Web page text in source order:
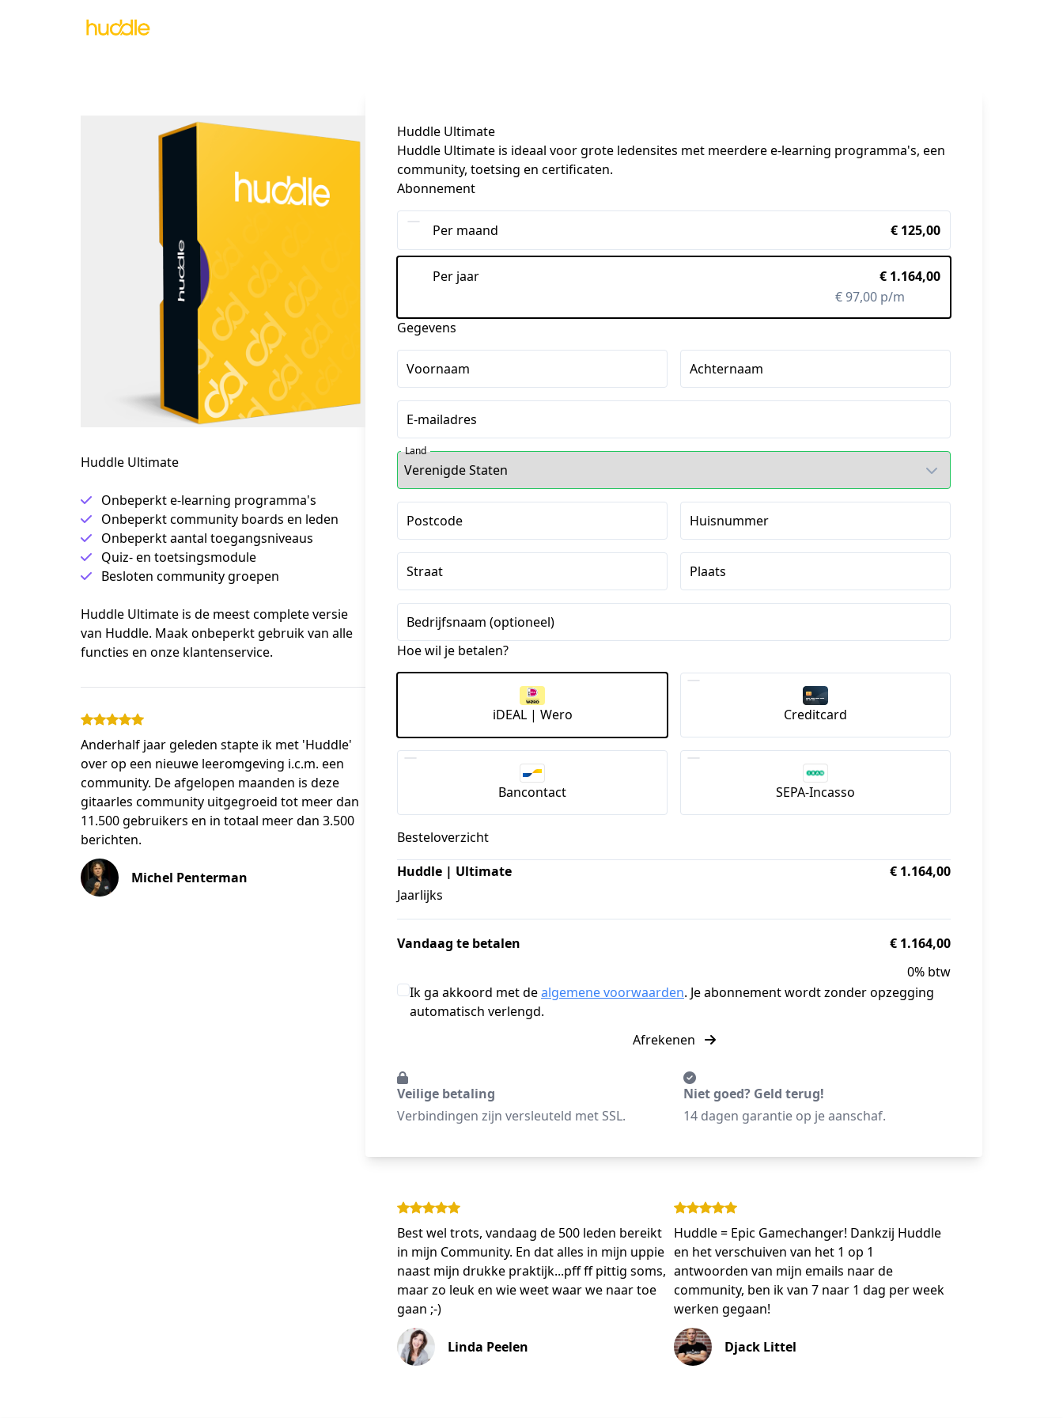
Huddle Ultimate
Onbeperkt e-learning programma's
Onbeperkt community boards en leden
Onbeperkt aantal toegangsniveaus
Quiz- en toetsingsmodule
Besloten community groepen
Huddle Ultimate is de meest complete versie
van Huddle. Maak onbeperkt gebruik van alle
functies en onze klantenservice.
Anderhalf jaar geleden stapte ik met 'Huddle'
over op een nieuwe leeromgeving i.c.m. een
community. De afgelopen maanden is deze
gitaarles community uitgegroeid tot meer dan
11.500 gebruikers en in totaal meer dan 3.500
berichten.
Michel Penterman
Huddle Ultimate
Huddle Ultimate is ideaal voor grote ledensites met meerdere e-learning programma's, een
community, toetsing en certificaten.
Abonnement
Per maand € 125,00
Per jaar
€ 1.164,00
€ 97,00 p/m
Gegevens
Voornaam Achternaam
E-mailadres
Land
Postcode Huisnummer
Straat Plaats
Bedrijfsnaam (optioneel)
Hoe wil je betalen?
iDEAL | Wero Creditcard
Bancontact SEPA-Incasso
Besteloverzicht
Huddle | Ultimate
Jaarlijks
€ 1.164,00
Vandaag te betalen
€ 1.164,00
0% btw
Ik ga akkoord met dealgemene voorwaarden. Je abonnement wordt zonder opzegging
automatisch verlengd.
Afrekenen
Veilige betaling
Verbindingen zijn versleuteld met SSL.
Niet goed? Geld terug!
14 dagen garantie op je aanschaf.
Best wel trots, vandaag de 500 leden bereikt
in mijn Community. En dat alles in mijn uppie
naast mijn drukke praktijk...pff ff pittig soms,
maar zo leuk en wie weet waar we naar toe
gaan ;-)
Linda Peelen
Huddle = Epic Gamechanger! Dankzij Huddle
en het verschuiven van het 1 op 1
antwoorden van mijn emails naar de
community, ben ik van 7 naar 1 dag per week
werken gegaan!
Djack Littel